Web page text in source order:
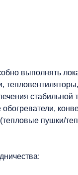
выполнять
пушки/